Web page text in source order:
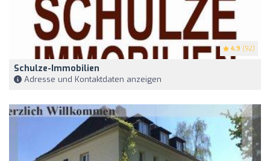
4.9 (92)
Schulze-Immobilien
Adresse und Kontaktdaten anzeigen